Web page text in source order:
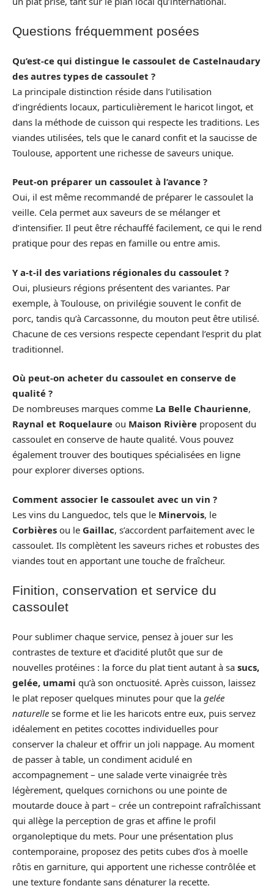
Questions fréquemment posées
Qu’est-ce qui distingue le cassoulet de Castelnaudary
des autres types de cassoulet ?
La principale distinction réside dans l’utilisation
d’ingrédients locaux, particulièrement le haricot lingot, et
dans la méthode de cuisson qui respecte les traditions. Les
viandes utilisées, tels que le canard confit et la saucisse de
Toulouse, apportent une richesse de saveurs unique.
Peut-on préparer un cassoulet à l’avance ?
Oui, il est même recommandé de préparer le cassoulet la
veille. Cela permet aux saveurs de se mélanger et
d’intensifier. Il peut être réchauffé facilement, ce qui le rend
pratique pour des repas en famille ou entre amis.
Y a-t-il des variations régionales du cassoulet ?
Oui, plusieurs régions présentent des variantes. Par
exemple, à Toulouse, on privilégie souvent le confit de
porc, tandis qu’à Carcassonne, du mouton peut être utilisé.
Chacune de ces versions respecte cependant l’esprit du plat
traditionnel.
Où peut-on acheter du cassoulet en conserve de
qualité ?
De nombreuses marques comme La Belle Chaurienne,
Raynal et Roquelaure ou Maison Rivière proposent du
cassoulet en conserve de haute qualité. Vous pouvez
également trouver des boutiques spécialisées en ligne
pour explorer diverses options.
Comment associer le cassoulet avec un vin ?
Les vins du Languedoc, tels que le Minervois, le
Corbières ou le Gaillac, s’accordent parfaitement avec le
cassoulet. Ils complètent les saveurs riches et robustes des
viandes tout en apportant une touche de fraîcheur.
Finition, conservation et service du
cassoulet
Pour sublimer chaque service, pensez à jouer sur les
contrastes de texture et d’acidité plutôt que sur de
nouvelles protéines : la force du plat tient autant à sa sucs,
gelée, umami qu’à son onctuosité. Après cuisson, laissez
le plat reposer quelques minutes pour que la gelée
naturelle se forme et lie les haricots entre eux, puis servez
idéalement en petites cocottes individuelles pour
conserver la chaleur et offrir un joli nappage. Au moment
de passer à table, un condiment acidulé en
accompagnement – une salade verte vinaigrée très
légèrement, quelques cornichons ou une pointe de
moutarde douce à part – crée un contrepoint rafraîchissant
qui allège la perception de gras et affine le profil
organoleptique du mets. Pour une présentation plus
contemporaine, proposez des petits cubes d’os à moelle
rôtis en garniture, qui apportent une richesse contrôlée et
une texture fondante sans dénaturer la recette.